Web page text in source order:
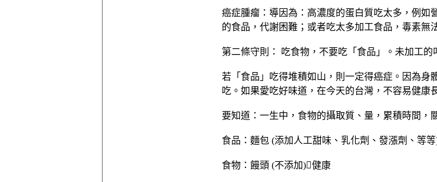
癌症腫瘤：導因為：高濃度的蛋白質吃太多，例如
的食品，代謝困難；或者吃太多加工食品，毒素無
第二條守則： 吃食物，不要吃「食品」。未加工的
若「食品」吃得堆積如山，則一定得癌症。因為身
吃。如果愛吃好味道，在今天的台灣，不容易健康
要知道：一生中，食物的攝取質、量，累積時間，
食品：麵包 (添加人工甜味、乳化劑、發漲劑、等
食物：饅頭 (不添加)健康